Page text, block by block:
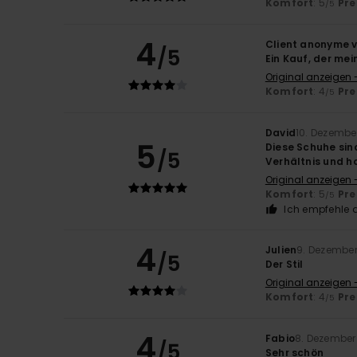
Komfort: 5/5
4/5 Client anonyme
Ein Kauf, der
Original anzeigen
Komfort: 4/5
5/5
David10.
Diese Schuhe
Verhältnis und
Original anzeigen
Komfort: 5/5
Ich empfehle
4/5 Julien9.
Der Stil
Original anzeigen
Komfort: 4/5
Fabio8.
Sehr schön